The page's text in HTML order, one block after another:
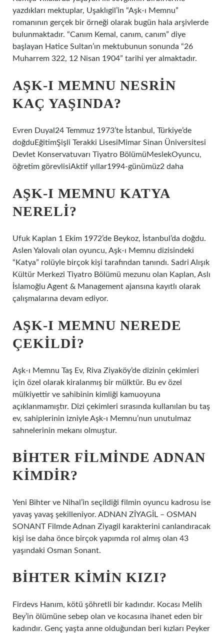
yazdıkları mektuplar, Uşaklıgil’in “Aşk-ı Memnu”
romanının gerçek bir örneği olarak bugün hala arşivlerde
bulunmaktadır. “Canım Kemal, canım, canım” diye
başlayan Hatice Sultan’ın mektubunun sonunda “26
Muharrem 322, 12 Nisan 1904” tarihi yer almaktadır.
AŞK-I MEMNU NESRIN
KAÇ YAŞINDA?
Evren Duyal24 Temmuz 1973’te İstanbul, Türkiye’de
doğduEğitimŞişli Terakki LisesiMimar Sinan Üniversitesi
Devlet Konservatuvarı Tiyatro BölümüMeslekOyuncu,
öğretim görevlisiAktif yıllar1994-günümüz2 daha
AŞK-I MEMNU KATYA
NERELI?
Ufuk Kaplan 1 Ekim 1972’de Beykoz, İstanbul’da doğdu.
Aslen Yalovalı olan oyuncu, Aşk-ı Memnu dizisindeki
“Katya” rolüyle birçok kişi tarafından tanındı. Sadri Alışık
Kültür Merkezi Tiyatro Bölümü mezunu olan Kaplan, Aslı
İslamoğlu Agent & Management ajansına kayıtlı olarak
çalışmalarına devam ediyor.
AŞK-I MEMNU NEREDE
ÇEKILDI?
Aşk-ı Memnu Taş Ev, Riva Ziyaköy’de dizinin çekimleri
için özel olarak kiralanmış bir mülktür. Bu ev özel
mülkiyettir ve sahibinin kimliği kamuoyuna
açıklanmamıştır. Dizi çekimleri sırasında kullanılan bu taş
ev, sahiplerinin izniyle Aşk-ı Memnu’nun unutulmaz
sahnelerinin mekanı olmuştur.
BIHTER FILMINDE ADNAN
KIMDIR?
Yeni Bihter ve Nihal’in seçildiği filmin oyuncu kadrosu ise
yavaş yavaş şekilleniyor. ADNAN ZİYAGİL – OSMAN
SONANT Filmde Adnan Ziyagil karakterini canlandıracak
kişi ise daha önce birçok yapımda rol almış olan 43
yaşındaki Osman Sonant.
BIHTER KIMIN KIZI?
Firdevs Hanım, kötü şöhretli bir kadındır. Kocası Melih
Bey’in ölümüne sebep olan ve kocasına ihanet eden bir
kadındır. Genç yaşta anne olduğundan beri kızları Peyker